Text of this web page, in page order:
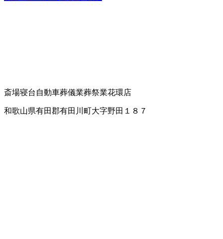
斎場寝台自動車葬儀業葬祭業花環店
和歌山県有田郡有田川町大字野田１８７